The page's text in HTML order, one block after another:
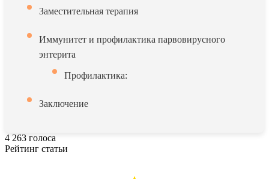
Заместительная терапия
Иммунитет и профилактика парвовирусного
энтерита
Профилактика:
Заключение
4 263 голоса
Рейтинг статьи